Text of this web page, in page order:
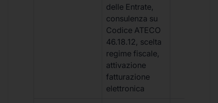
delle Entrate,
consulenza su
Codice ATECO
46.18.12, scelta
regime fiscale,
attivazione
fatturazione
elettronica